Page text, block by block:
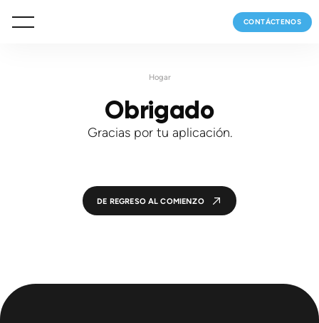
CONTÁCTENOS
Hogar
Obrigado
Gracias por tu aplicación.
DE REGRESO AL COMIENZO